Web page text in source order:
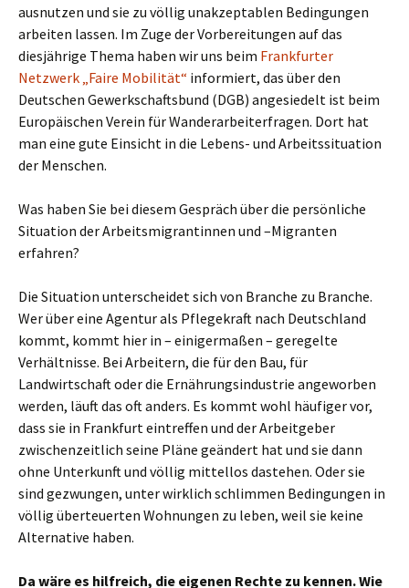
ausnutzen und sie zu völlig unakzeptablen Bedingungen
arbeiten lassen. Im Zuge der Vorbereitungen auf das
diesjährige Thema haben wir uns beim Frankfurter
Netzwerk „Faire Mobilität“ informiert, das über den
Deutschen Gewerkschaftsbund (DGB) angesiedelt ist beim
Europäischen Verein für Wanderarbeiterfragen. Dort hat
man eine gute Einsicht in die Lebens- und Arbeitssituation
der Menschen.
Was haben Sie bei diesem Gespräch über die persönliche
Situation der Arbeitsmigrantinnen und –Migranten
erfahren?
Die Situation unterscheidet sich von Branche zu Branche.
Wer über eine Agentur als Pflegekraft nach Deutschland
kommt, kommt hier in – einigermaßen – geregelte
Verhältnisse. Bei Arbeitern, die für den Bau, für
Landwirtschaft oder die Ernährungsindustrie angeworben
werden, läuft das oft anders. Es kommt wohl häufiger vor,
dass sie in Frankfurt eintreffen und der Arbeitgeber
zwischenzeitlich seine Pläne geändert hat und sie dann
ohne Unterkunft und völlig mittellos dastehen. Oder sie
sind gezwungen, unter wirklich schlimmen Bedingungen in
völlig überteuerten Wohnungen zu leben, weil sie keine
Alternative haben.
Da wäre es hilfreich, die eigenen Rechte zu kennen. Wie